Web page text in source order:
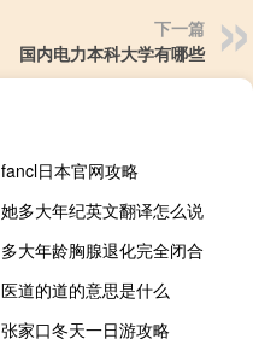
下一篇
国内电力本科大学有哪些
fancl日本官网攻略
她多大年纪英文翻译怎么说
多大年龄胸腺退化完全闭合
医道的道的意思是什么
张家口冬天一日游攻略